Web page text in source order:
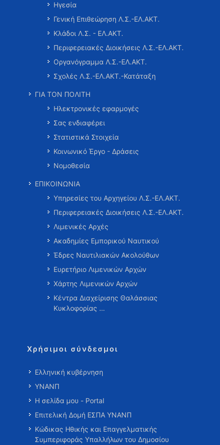
Ηγεσία
Γενική Επιθεώρηση Λ.Σ.-ΕΛ.ΑΚΤ.
Κλάδοι Λ.Σ. - ΕΛ.ΑΚΤ.
Περιφερειακές Διοικήσεις Λ.Σ.-ΕΛ.ΑΚΤ.
Οργανόγραμμα Λ.Σ.-ΕΛ.ΑΚΤ.
Σχολές Λ.Σ.-ΕΛ.ΑΚΤ.-Κατάταξη
ΓΙΑ ΤΟΝ ΠΟΛΙΤΗ
Ηλεκτρονικές εφαρμογές
Σας ενδιαφέρει
Στατιστικά Στοιχεία
Κοινωνικό Έργο - Δράσεις
Νομοθεσία
ΕΠΙΚΟΙΝΩΝΙΑ
Υπηρεσίες του Αρχηγείου Λ.Σ.-ΕΛ.ΑΚΤ.
Περιφερειακές Διοικήσεις Λ.Σ.-ΕΛ.ΑΚΤ.
Λιμενικές Αρχές
Ακαδημίες Εμπορικού Ναυτικού
Έδρες Ναυτιλιακών Ακολούθων
Ευρετήριο Λιμενικών Αρχών
Χάρτης Λιμενικών Αρχών
Κέντρα Διαχείρισης Θαλάσσιας
Κυκλοφορίας …
Χρήσιμοι σύνδεσμοι
Ελληνική κυβέρνηση
ΥΝΑΝΠ
Η σελίδα μου - Portal
Επιτελική Δομή ΕΣΠΑ ΥΝΑΝΠ
Κώδικας Ηθικής και Επαγγελματικής
Συμπεριφοράς Υπαλλήλων του Δημοσίου